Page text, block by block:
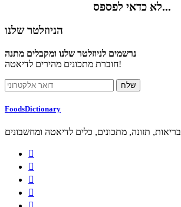
לא כדאי לפספס...
הניוזלטר שלנו
נרשמים לניוזלטר שלנו ומקבלים מתנה
חוברת מתכונים מהירים לדיאטה!
FoodsDictionary
בריאות, תזונה, מתכונים, כלים לדיאטה ומחשבונים



